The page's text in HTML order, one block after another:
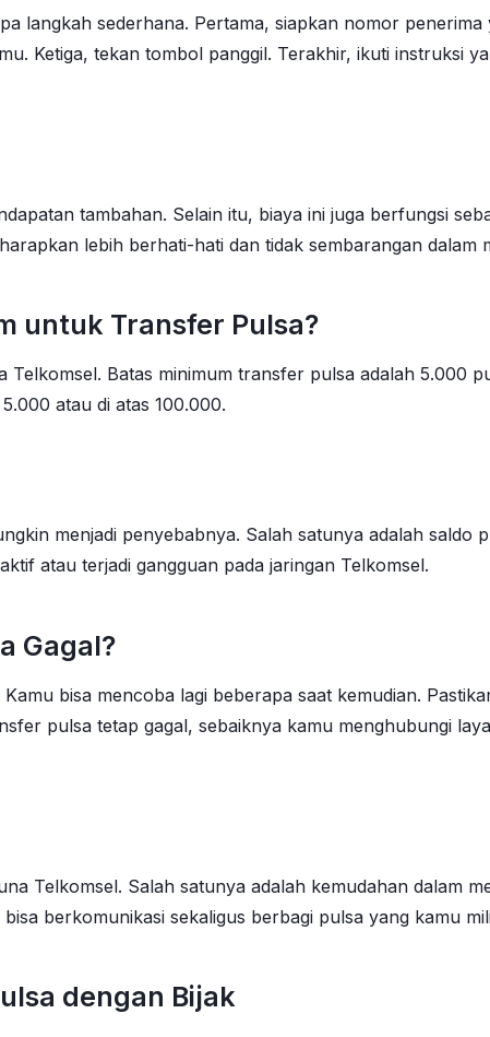
langkah sederhana. Pertama, siapkan nomor
Ketiga, tekan tombol panggil. Terakhir, ikuti instruksi
tambahan. Selain itu, biaya ini juga berfungsi
lebih berhati-hati dan tidak sembarangan dalam
untuk Transfer Pulsa?
Batas minimum transfer pulsa adalah 5.000
atau di atas 100.000.
menjadi penyebabnya. Salah satunya adalah saldo
atau terjadi gangguan pada jaringan Telkomsel.
Gagal?
bisa mencoba lagi beberapa saat kemudian.
pulsa tetap gagal, sebaiknya kamu menghubungi
Telkomsel. Salah satunya adalah kemudahan dalam
berkomunikasi sekaligus berbagi pulsa yang kamu
dengan Bijak